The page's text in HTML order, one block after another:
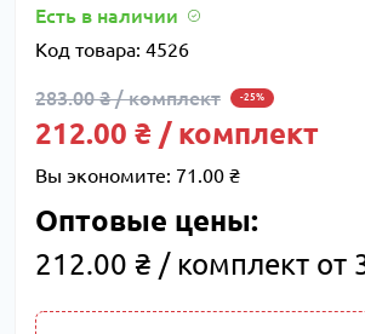
Есть в наличии
Код товара: 4526
283.00 ₴ / комплект -25%
212.00 ₴ / комплект
Вы экономите: 71.00 ₴
Оптовые цены:
212.00 ₴ / комплект от